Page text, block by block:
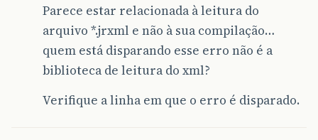
Parece estar relacionada à leitura do
arquivo *.jrxml e não à sua compilação…
quem está disparando esse erro não é a
biblioteca de leitura do xml?
Verifique a linha em que o erro é disparado.